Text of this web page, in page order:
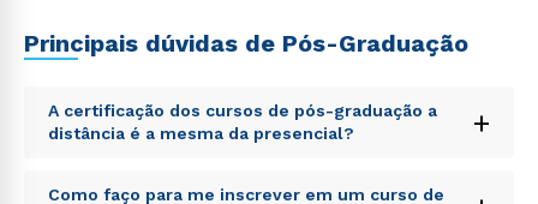
Principais dúvidas de Pós-Graduação
A certificação dos cursos de pós-graduação a
distância é a mesma da presencial?
+
Sed ut perspiciatis unde omnis iste natus error sit
Como faço para me inscrever em um curso de